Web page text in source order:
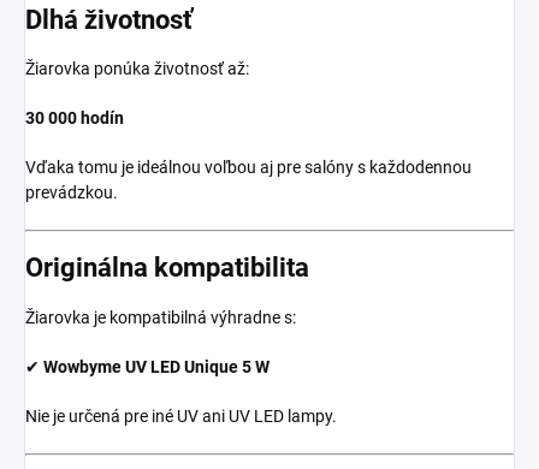
Dlhá životnosť
Žiarovka ponúka životnosť až:
30 000 hodín
Vďaka tomu je ideálnou voľbou aj pre salóny s každodennou
prevádzkou.
Originálna kompatibilita
Žiarovka je kompatibilná výhradne s:
✔ Wowbyme UV LED Unique 5 W
Nie je určená pre iné UV ani UV LED lampy.